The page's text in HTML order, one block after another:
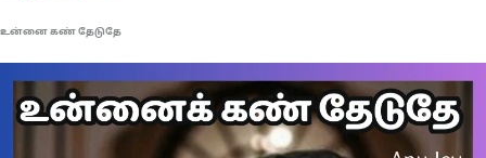
உன்னை கண் தேடுதே